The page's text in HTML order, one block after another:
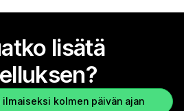
lisätä
kolmen päivän ajan